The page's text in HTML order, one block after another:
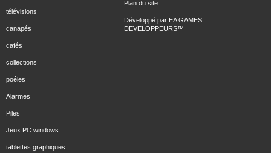
télévisions
canapés
cafés
collections
poêles
Alarmes
Piles
Jeux PC windows
tablettes graphiques
Plan du site
Développé par EA GAMES
DEVELOPPEURS™